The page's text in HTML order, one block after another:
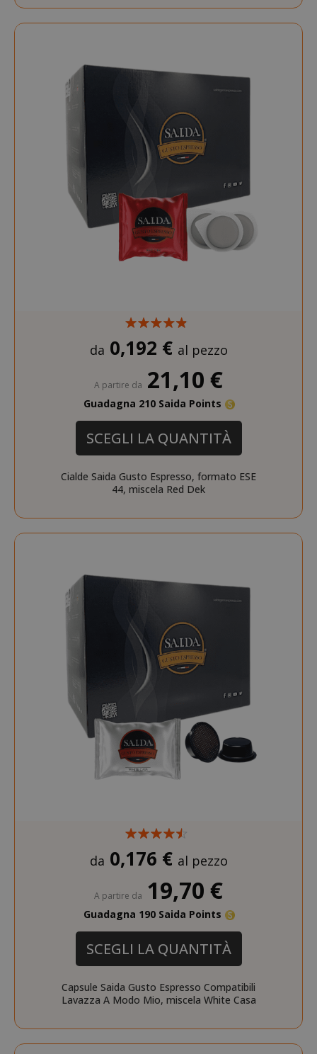
da 0,192 € al pezzo
A partire da 21,10 €
Guadagna 210 Saida Points
SCEGLI LA QUANTITÀ
Cialde Saida Gusto Espresso, formato ESE
44, miscela Red Dek
da 0,176 € al pezzo
A partire da 19,70 €
Guadagna 190 Saida Points
SCEGLI LA QUANTITÀ
Capsule Saida Gusto Espresso Compatibili
Lavazza A Modo Mio, miscela White Casa